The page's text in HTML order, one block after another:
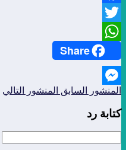
Facebook
Twitter
WhatsApp
Share
Messenger
المنشور السابق المنشور التالي
كتابة رد